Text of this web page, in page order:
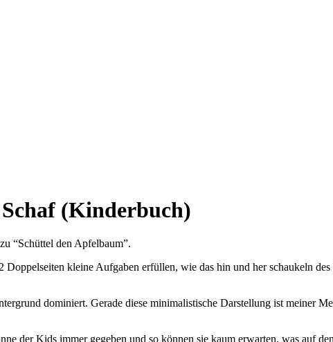
(Kinderbuch)
“Schüttel den Apfelbaum”.
kleine Aufgaben erfüllen, wie das hin und her schaukeln
dominiert. Gerade diese minimalistische Darstellung ist meiner
der Kids immer gegeben und so können sie kaum erwarten, was auf